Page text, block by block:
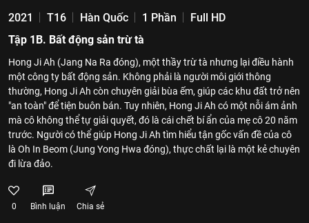
2021 T16 Hàn Quốc 1 Phần
Full HD
Tập 1B. Bất động sản trừ tà
Hong Ji Ah (Jang Na Ra đóng), một thầy trừ tà nhưng lại điều hành
một công ty bất động sản. Không phải là người môi giới thông
thường, Hong Ji Ah còn chuyên giải bùa ếm, giúp các khu đất trở nên
"an toàn" để tiện buôn bán. Tuy nhiên, Hong Ji Ah có một nỗi ám ảnh
mà cô không thể tự giải quyết, đó là cái chết bí ẩn của mẹ cô 20 năm
trước. Người có thể giúp Hong Ji Ah tìm hiểu tận gốc vấn đề của cô
là Oh In Beom (Jung Yong Hwa đóng), thực chất lại là một kẻ chuyên
đi lừa đảo.
0 Bình luận Chia sẻ